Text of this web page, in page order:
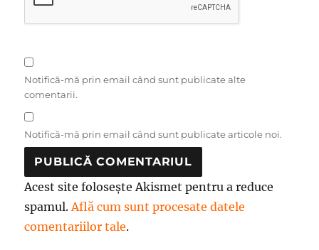
Notifică-mă prin email când sunt publicate alte
comentarii.
Notifică-mă prin email când sunt publicate articole noi.
Acest site folosește Akismet pentru a reduce
spamul. Află cum sunt procesate datele
comentariilor tale.